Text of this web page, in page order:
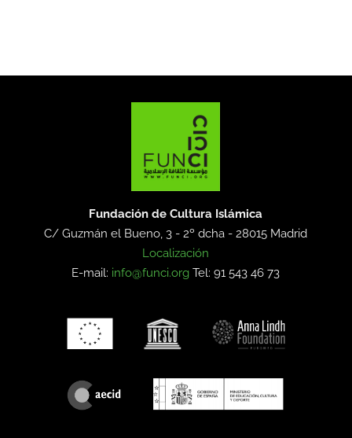
Fundación de Cultura Islámica
C/ Guzmán el Bueno, 3 - 2º dcha -28015 Madrid
Localización
E-mail: info@funci.org Tel: 91 543 46 73